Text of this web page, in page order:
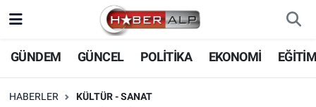
GÜNDEM GÜNCEL POLİTİKA EKONOMİ
HABERLER KÜLTÜR - SANAT
Nöbetçi Eczaneler
Hava Durumu